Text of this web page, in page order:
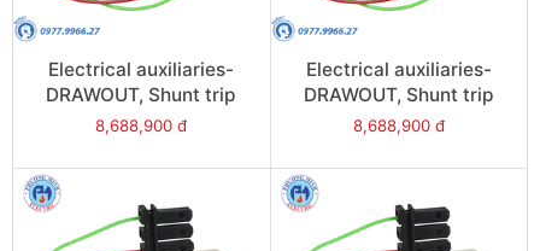
Electrical auxiliaries-
DRAWOUT, Shunt trip
(2nd MX), 24VAC/DC -
8,688,900 đ
Electrical auxiliaries-
DRAWOUT, Shunt trip
(2nd MX),
48506
8,688,900 đ